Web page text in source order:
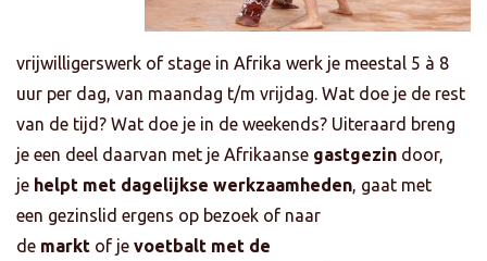
vrijwilligerswerk of stage in Afrika werk je meestal 5 à 8
uur per dag, van maandag t/m vrijdag. Wat doe je de rest
van de tijd? Wat doe je in de weekends? Uiteraard breng
je een deel daarvan met je Afrikaanse gastgezin door,
je helpt met dagelijkse werkzaamheden, gaat met
een gezinslid ergens op bezoek of naar
de markt of je voetbalt met de